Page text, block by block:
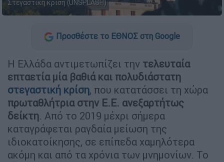
Στεγαστική κρίση (UNSPLASH)
Προσθέστε το ΕΘΝΟΣ στη Google
Η Ελλάδα αντιμετωπίζει την τελευταία
επταετία μία βαθιά και πολυδιάστατη
στεγαστική κρίση, που κατατάσσει τη χώρα
πρωταθλήτρια στην Ε.Ε. ανεξαρτήτως
δείκτη. Από το 2019 μέχρι σήμερα
καταγράφεται ραγδαία μείωση της
ιδιοκατοίκησης, σε επίπεδα χαμηλότερα
ακόμη και από τα χρόνια των μνημονίων. Το